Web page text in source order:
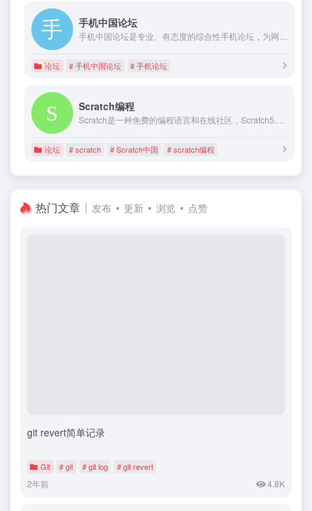
手机中国论坛
手机中国论坛是专业、有态度的综合性手机论坛，为网友提供最好的手机相关信息交流平台，解决手机使用问题、分享使用心得及资源等，手机中国论坛，打造中国专业的手机交流平台！
论坛 # 手机中国论坛 # 手机论坛
Scratch编程
Scratch是一种免费的编程语言和在线社区，Scratch5.Com服务于中国Scratch创作者，和MIT Scratch官网功能一样，在这里可以创建交互式故事，游戏和动画。
论坛 # scratch # Scratch中国 # scratch编程
热门文章 发布 更新 浏览 点赞
git revert简单记录
Git # git # git log # git revert
2年前 4.8K